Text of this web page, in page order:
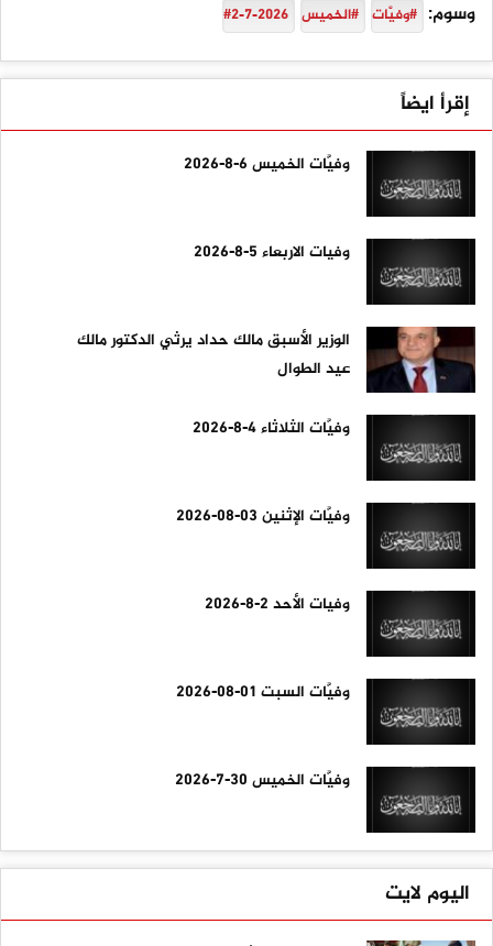
وسوم: #وفيَّات #الخميس #2-7-2026
إقرأ ايضاً
وفيَّات الخميس 6-8-2026
وفيات الاربعاء 5-8-2026
الوزير الأسبق مالك حداد يرثي الدكتور مالك
عيد الطوال
وفيَّات الثلاثاء 4-8-2026
وفيَّات الإثنين 03-08-2026
وفيات الأحد 2-8-2026
وفيَّات السبت 01-08-2026
وفيَّات الخميس 30-7-2026
اليوم لايت